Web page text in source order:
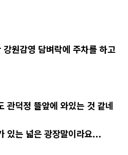
원감영 담벼락에 주차를 하고
관덕정 뜰앞에 와있는 것 같네
있는 넓은 광장말이라요...